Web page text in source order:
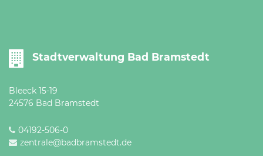
Stadtverwaltung Bad Bramstedt
Bleeck 15-19
24576 Bad Bramstedt
04192-506-0
zentrale@badbramstedt.de